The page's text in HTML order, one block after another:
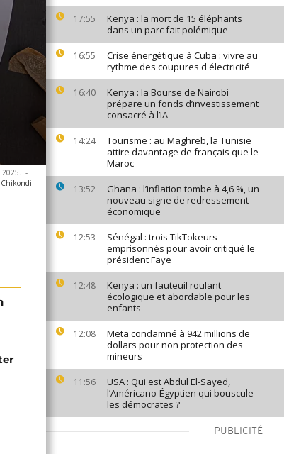
17:55
Kenya : la mort de 15 éléphants
dans un parc fait polémique
16:55
Crise énergétique à Cuba : vivre au
rythme des coupures d'électricité
16:40
Kenya : la Bourse de Nairobi
prépare un fonds d’investissement
consacré à l’IA
14:24
Tourisme : au Maghreb, la Tunisie
attire davantage de français que le
Maroc
13:52
Ghana : l’inflation tombe à 4,6 %, un
nouveau signe de redressement
économique
12:53
Sénégal : trois TikTokeurs
emprisonnés pour avoir critiqué le
président Faye
12:48
Kenya : un fauteuil roulant
écologique et abordable pour les
enfants
12:08
Meta condamné à 942 millions de
dollars pour non protection des
mineurs
11:56
USA : Qui est Abdul El-Sayed,
l’Américano-Égyptien qui bouscule
les démocrates ?
PUBLICITÉ
2025. -
Chikondi